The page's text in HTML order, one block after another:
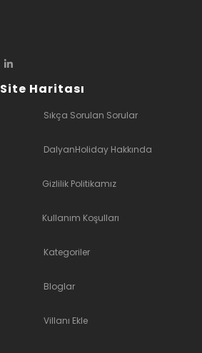
Site Haritası
Sıkça Sorulan Sorular
DalyanHoliday Hakkında
Gizlilik Politikamız
Kullanım Koşulları
Kategoriler
Bloglar
Villanı Ekle